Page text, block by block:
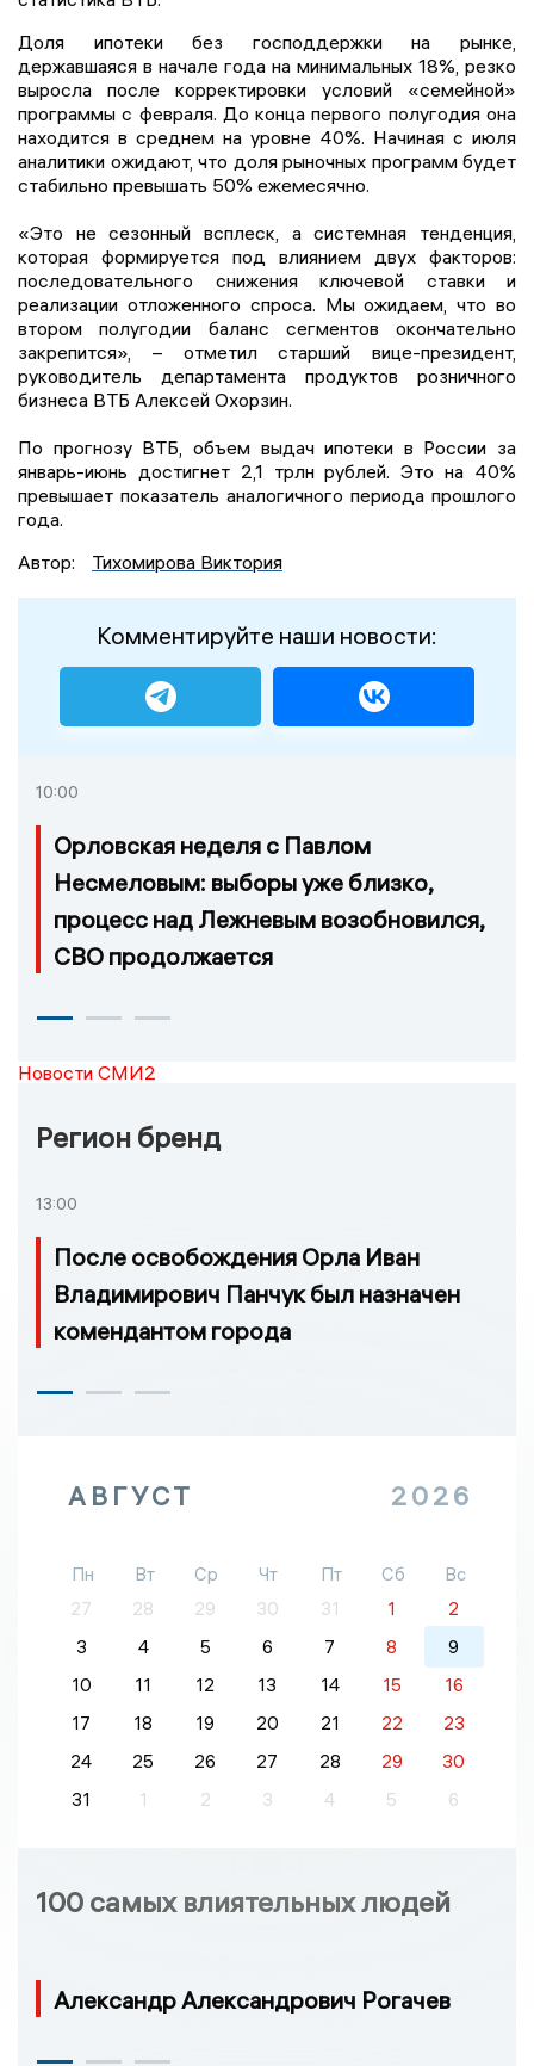
Доля ипотеки без господдержки на рынке,
державшаяся в начале года на минимальных 18%, резко
выросла после корректировки условий «семейной»
программы с февраля. До конца первого полугодия она
находится в среднем на уровне 40%. Начиная с июля
аналитики ожидают, что доля рыночных программ будет
стабильно превышать 50% ежемесячно.
«Это не сезонный всплеск, а системная тенденция,
которая формируется под влиянием двух факторов:
последовательного снижения ключевой ставки и
реализации отложенного спроса. Мы ожидаем, что во
втором полугодии баланс сегментов окончательно
закрепится», – отметил старший вице-президент,
руководитель департамента продуктов розничного
бизнеса ВТБ Алексей Охорзин.
По прогнозу ВТБ, объем выдач ипотеки в России за
январь-июнь достигнет 2,1 трлн рублей. Это на 40%
превышает показатель аналогичного периода прошлого
года.
Автор:
Тихомирова Виктория
Комментируйте наши новости:
10:00
Орловская неделя с Павлом
Несмеловым: выборы уже близко,
процесс над Лежневым возобновился,
СВО продолжается
Новости СМИ2
Регион бренд
13:00
После освобождения Орла Иван
Владимирович Панчук был назначен
комендантом города
АВГУСТ 2026
Пн Вт Ср Чт Пт Сб
Вс
27
28 29 30 31 1
2
3
4 5 6 7 8
9
10
11 12 13 14 15
16
17
18 19 20 21 22
23
24
25 26 27 28 29
30
31
1 2 3 4 5 6
100 самых влиятельных людей
Александр Александрович Рогачев